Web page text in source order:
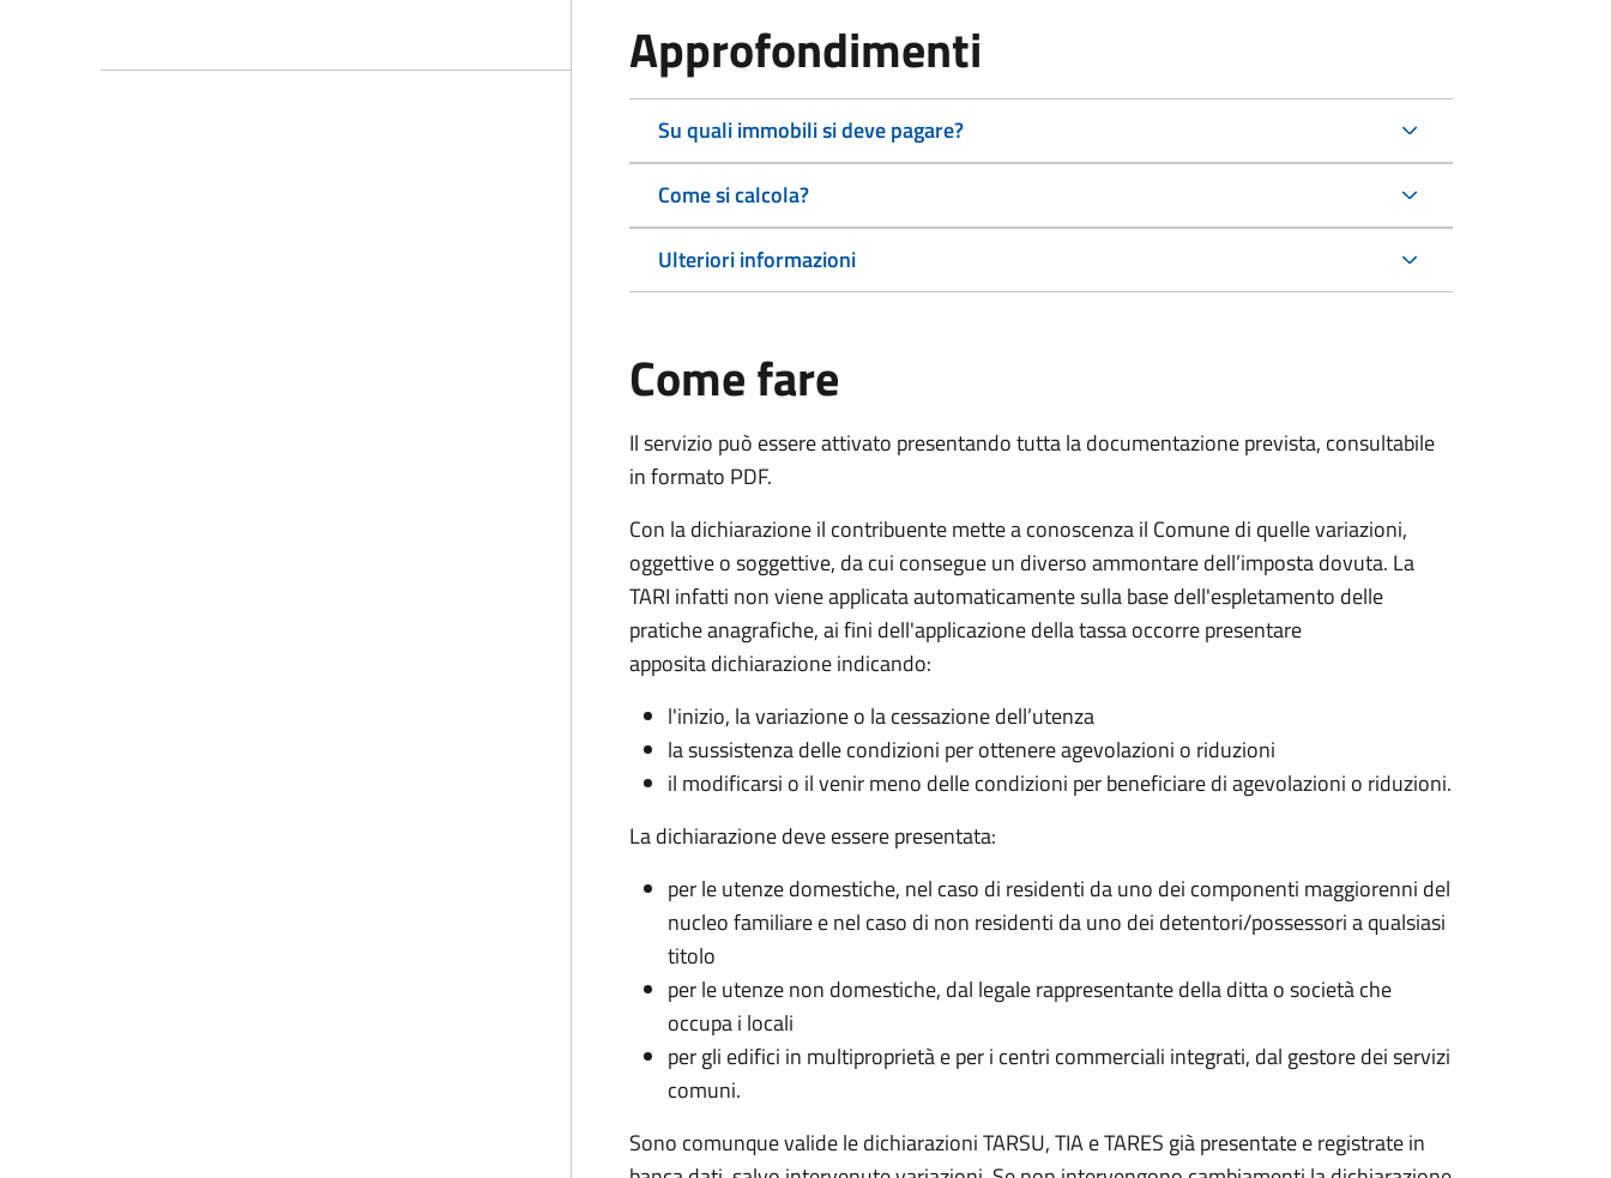
Approfondimenti
Su quali immobili si deve pagare?
Come si calcola?
Ulteriori informazioni
Come fare
Il servizio può essere attivato presentando tutta la documentazione prevista, consultabile
in formato PDF.
Con la dichiarazione il contribuente mette a conoscenza il Comune di quelle variazioni,
oggettive o soggettive, da cui consegue un diverso ammontare dell’imposta dovuta. La
TARI infatti non viene applicata automaticamente sulla base dell'espletamento delle
pratiche anagrafiche, ai fini dell'applicazione della tassa occorre presentare
apposita dichiarazione indicando:
l'inizio, la variazione o la cessazione dell’utenza
la sussistenza delle condizioni per ottenere agevolazioni o riduzioni
il modificarsi o il venir meno delle condizioni per beneficiare di agevolazioni o riduzioni.
La dichiarazione deve essere presentata:
per le utenze domestiche, nel caso di residenti da uno dei componenti maggiorenni del
nucleo familiare e nel caso di non residenti da uno dei detentori/possessori a qualsiasi
titolo
per le utenze non domestiche, dal legale rappresentante della ditta o società che
occupa i locali
per gli edifici in multiproprietà e per i centri commerciali integrati, dal gestore dei servizi
comuni.
Sono comunque valide le dichiarazioni TARSU, TIA e TARES già presentate e registrate in